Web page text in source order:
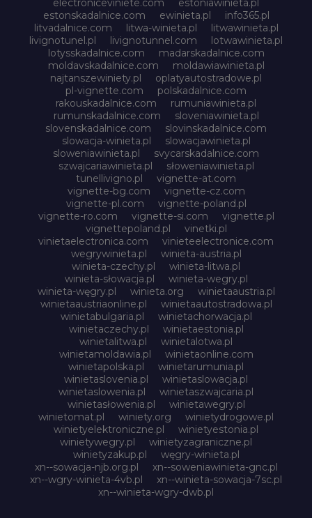
electroniceviniete.com
estoniawinieta.pl
estonskadalnice.com
ewinieta.pl
info365.pl
litvadalnice.com
litwa-winieta.pl
litwawinieta.pl
livignotunel.pl
livignotunnel.com
lotwawinieta.pl
lotysskadalnice.com
madarskadalnice.com
moldavskadalnice.com
moldawiawinieta.pl
najtanszewiniety.pl
oplatyautostradowe.pl
pl-vignette.com
polskadalnice.com
rakouskadalnice.com
rumuniawinieta.pl
rumunskadalnice.com
sloveniawinieta.pl
slovenskadalnice.com
slovinskadalnice.com
slowacja-winieta.pl
slowacjawinieta.pl
sloweniawinieta.pl
svycarskadalnice.com
szwajcariawinieta.pl
słoweniawinieta.pl
tunellivigno.pl
vignette-at.com
vignette-bg.com
vignette-cz.com
vignette-pl.com
vignette-poland.pl
vignette-ro.com
vignette-si.com
vignette.pl
vignettepoland.pl
vinetki.pl
vinietaelectronica.com
vinieteelectronice.com
wegrywinieta.pl
winieta-austria.pl
winieta-czechy.pl
winieta-litwa.pl
winieta-słowacja.pl
winieta-wegry.pl
winieta-węgry.pl
winieta.org
winietaaustria.pl
winietaaustriaonline.pl
winietaautostradowa.pl
winietabulgaria.pl
winietachorwacja.pl
winietaczechy.pl
winietaestonia.pl
winietalitwa.pl
winietalotwa.pl
winietamoldawia.pl
winietaonline.com
winietapolska.pl
winietarumunia.pl
winietaslovenia.pl
winietaslowacja.pl
winietaslowenia.pl
winietaszwajcaria.pl
winietasłowenia.pl
winietawegry.pl
winietomat.pl
winiety.org
winietydrogowe.pl
winietyelektroniczne.pl
winietyestonia.pl
winietywegry.pl
winietyzagraniczne.pl
winietyzakup.pl
węgry-winieta.pl
xn--sowacja-njb.org.pl
xn--soweniawinieta-gnc.pl
xn--wgry-winieta-4vb.pl
xn--winieta-sowacja-7sc.pl
xn--winieta-wgry-dwb.pl